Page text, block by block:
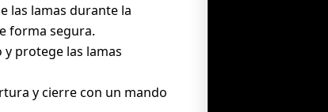
las lamas durante la
forma segura.
protege las lamas
y cierre con un mando